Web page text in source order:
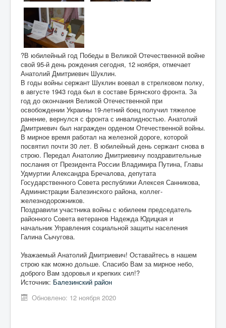
?В юбилейный год Победы в Великой Отечественной войне
свой 95-й день рождения сегодня, 12 ноября, отмечает
Анатолий Дмитриевич Шуклин.
В годы войны сержант Шуклин воевал в стрелковом полку,
в августе 1943 года был в составе Брянского фронта. За
год до окончания Великой Отечественной при
освобождении Украины 19-летний боец получил тяжелое
ранение, вернулся с фронта с инвалидностью. Анатолий
Дмитриевич был награжден орденом Отечественной войны.
В мирное время работал на железной дороге, которой
посвятил почти 30 лет. В юбилейный день сержант снова в
строю. Передал Анатолию Дмитриевичу поздравительные
послания от Президента России Владимира Путина, Главы
Удмуртии Александра Бречалова, депутата
Государственного Совета республики Алексея Санникова,
Администрации Балезинского района, коллег-
железнодорожников.
Поздравили участника войны с юбилеем председатель
районного Совета ветеранов Надежда Юдицкая и
начальник Управления социальной защиты населения
Галина Сычугова.
Уважаемый Анатолий Дмитриевич! Оставайтесь в нашем
строю как можно дольше. Спасибо Вам за мирное небо,
доброго Вам здоровья и крепких сил!?
Источник: Балезинский район
Обновлено: 12 ноября 2020